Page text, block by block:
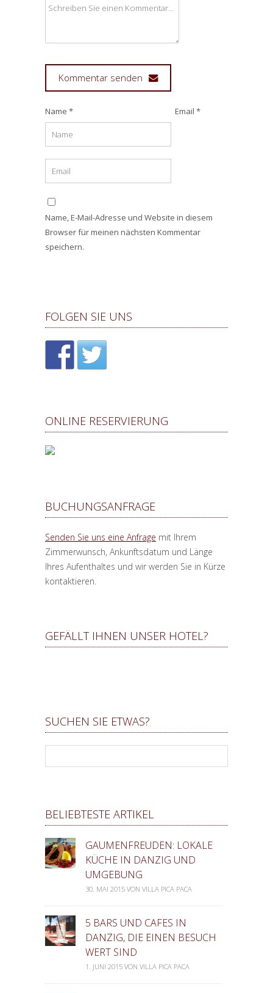
Kommentar senden
Name * Email *
Name, E-Mail-Adresse und Website in diesem
Browser für meinen nächsten Kommentar
speichern.
FOLGEN SIE UNS
ONLINE RESERVIERUNG
BUCHUNGSANFRAGE
Senden Sie uns eine Anfrage mit Ihrem
Zimmerwunsch, Ankunftsdatum und Länge
Ihres Aufenthaltes und wir werden Sie in Kürze
kontaktieren.
GEFÄLLT IHNEN UNSER HOTEL?
SUCHEN SIE ETWAS?
BELIEBTESTE ARTIKEL
GAUMENFREUDEN: LOKALE
KÜCHE IN DANZIG UND
UMGEBUNG
30. MAI 2015 VON VILLA PICA PACA
5 BARS UND CAFES IN
DANZIG, DIE EINEN BESUCH
WERT SIND
1. JUNI 2015 VON VILLA PICA PACA